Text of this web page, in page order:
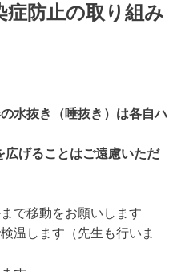
症防止の取り組み
水抜き（唾抜き）は各自ハ
広げることはご遠慮いただ
で移動をお願いします
温します（先生も行いま